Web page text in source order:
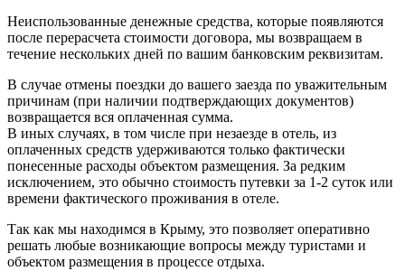
Неиспользованные денежные средства, которые появляются
после перерасчета стоимости договора, мы возвращаем в
течение нескольких дней по вашим банковским реквизитам.
В случае отмены поездки до вашего заезда по уважительным
причинам (при наличии подтверждающих документов)
возвращается вся оплаченная сумма.
В иных случаях, в том числе при незаезде в отель, из
оплаченных средств удерживаются только фактически
понесенные расходы объектом размещения. За редким
исключением, это обычно стоимость путевки за 1-2 суток или
времени фактического проживания в отеле.
Так как мы находимся в Крыму, это позволяет оперативно
решать любые возникающие вопросы между туристами и
объектом размещения в процессе отдыха.